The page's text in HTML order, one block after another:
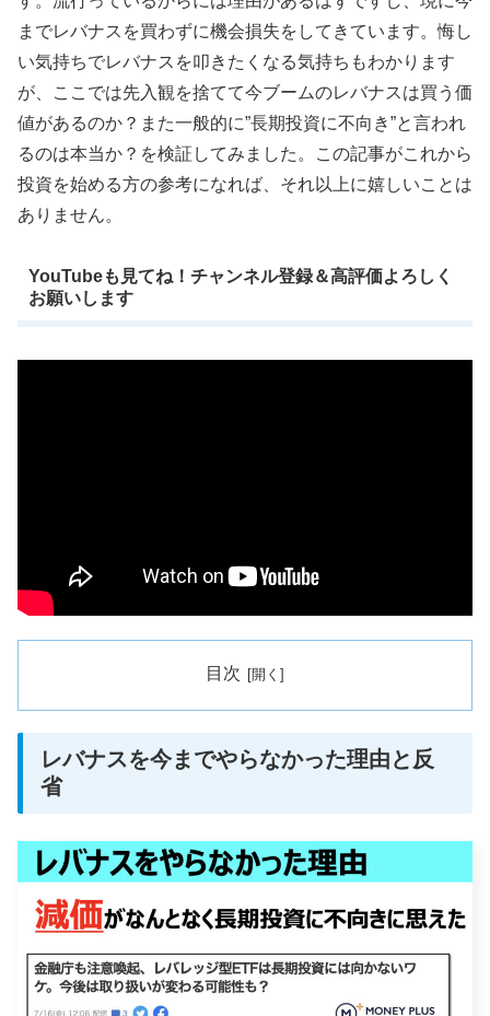
までレバナスを買わずに機会損失をしてきています。悔し
い気持ちでレバナスを叩きたくなる気持ちもわかります
が、ここでは先入観を捨てて今ブームのレバナスは買う価
値があるのか？また一般的に”長期投資に不向き”と言われ
るのは本当か？を検証してみました。この記事がこれから
投資を始める方の参考になれば、それ以上に嬉しいことは
ありません。
YouTubeも見てね！チャンネル登録＆高評価よろしく
お願いします
目次
レバナスを今までやらなかった理由と反
省